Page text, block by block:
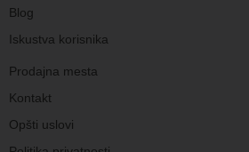
Blog
Iskustva korisnika
Prodajna mesta
Kontakt
Opšti uslovi